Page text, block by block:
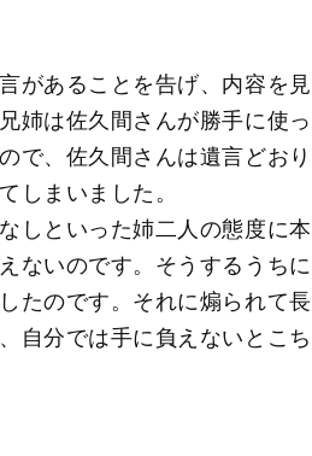
があることを告げ、内容を見
姉は佐久間さんが勝手に使っ
で、佐久間さんは遺言どおり
しまいました。
しといった姉二人の態度に本
ないのです。そうするうちに
たのです。それに煽られて長
自分では手に負えないとこち